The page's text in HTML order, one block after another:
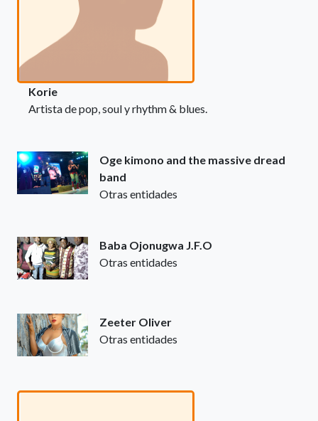
Korie
Artista de pop, soul y rhythm & blues.
Oge kimono and the massive dread
band
Otras entidades
Baba Ojonugwa J.F.O
Otras entidades
Zeeter Oliver
Otras entidades